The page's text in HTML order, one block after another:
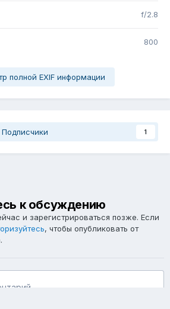
f/2.8
800
полной EXIF информации
Подписчики 1
к обсуждению
и зарегистрироваться позже. Если
, чтобы опубликовать от